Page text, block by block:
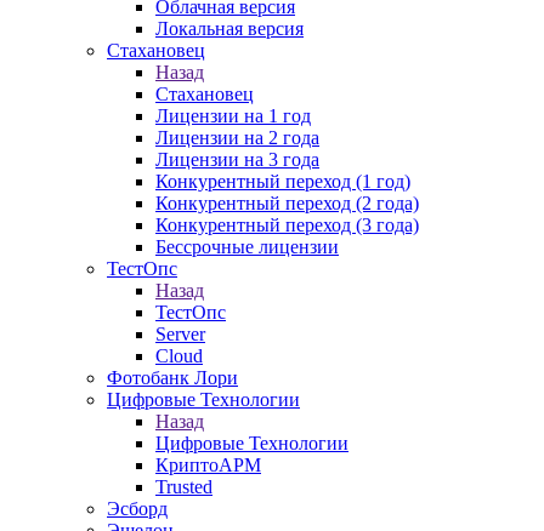
Облачная версия
Локальная версия
Стахановец
Назад
Стахановец
Лицензии на 1 год
Лицензии на 2 года
Лицензии на 3 года
Конкурентный переход (1 год)
Конкурентный переход (2 года)
Конкурентный переход (3 года)
Бессрочные лицензии
ТестОпс
Назад
ТестОпс
Server
Cloud
Фотобанк Лори
Цифровые Технологии
Назад
Цифровые Технологии
КриптоАРМ
Trusted
Эсборд